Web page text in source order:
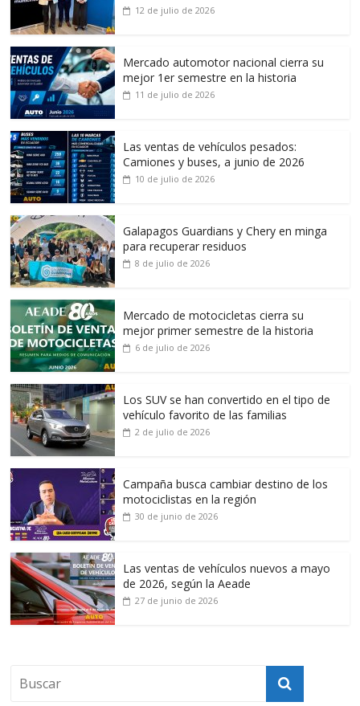
12 de julio de 2026
Mercado automotor nacional cierra su
mejor 1er semestre en la historia
11 de julio de 2026
Las ventas de vehículos pesados:
Camiones y buses, a junio de 2026
10 de julio de 2026
Galapagos Guardians y Chery en minga
para recuperar residuos
8 de julio de 2026
Mercado de motocicletas cierra su
mejor primer semestre de la historia
6 de julio de 2026
Los SUV se han convertido en el tipo de
vehículo favorito de las familias
2 de julio de 2026
Campaña busca cambiar destino de los
motociclistas en la región
30 de junio de 2026
Las ventas de vehículos nuevos a mayo
de 2026, según la Aeade
27 de junio de 2026